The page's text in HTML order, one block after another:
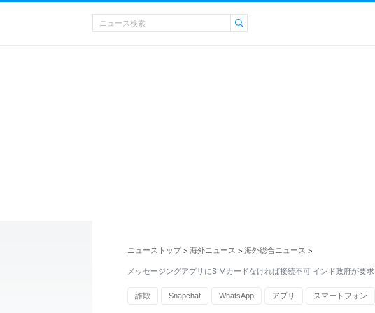
ニューストップ > 海外ニュース > 海外総合ニュース >
メッセージングアプリにSIMカードなければ接続不可 インド政府が要求
詐欺 Snapchat WhatsApp アプリ スマートフォン